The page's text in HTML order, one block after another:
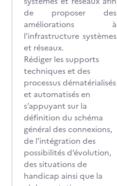
de proposer des
améliorations à
l’infrastructure systèmes
et réseaux.
Rédiger les supports
techniques et des
processus dématérialisés
et automatisés en
s’appuyant sur la
définition du schéma
général des connexions,
de l’intégration des
possibilités d’évolution,
des situations de
handicap ainsi que la